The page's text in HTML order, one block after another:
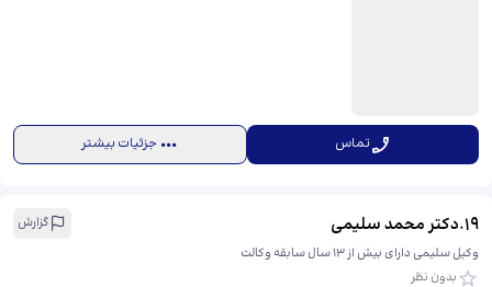
تماس جزئیات بیشتر
19
.دکتر محمد سلیمی
گزارش
وکیل سلیمی دارای بیش از 13 سال سابقه وکالت
بدون نظر